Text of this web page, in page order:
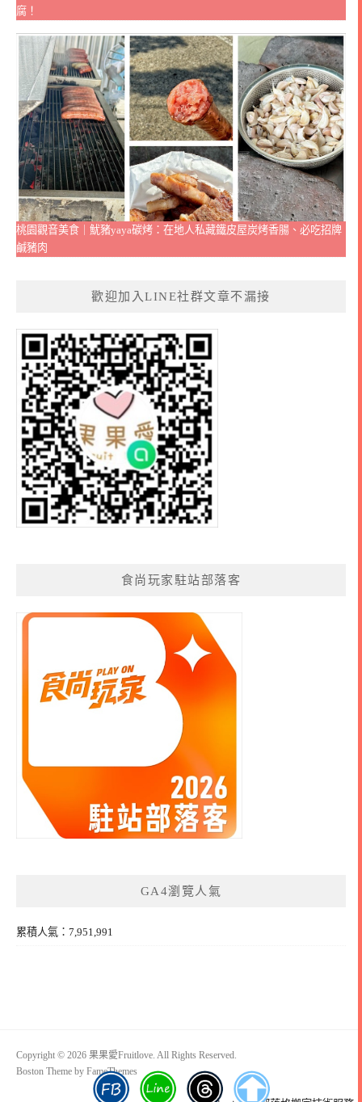
腐！
桃園觀音美食｜魷豬yaya碳烤：在地人私藏鐵皮屋炭烤香腸、必吃招牌
鹹豬肉
歡迎加入LINE社群文章不漏接
食尚玩家駐站部落客
GA4瀏覽人氣
累積人氣：7,951,991
Copyright © 2026 果果愛Fruitlove. All Rights Reserved.
Boston Theme by FameThemes